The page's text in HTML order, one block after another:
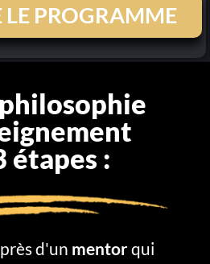
LE PROGRAMME
étapes :
d'un mentorqui